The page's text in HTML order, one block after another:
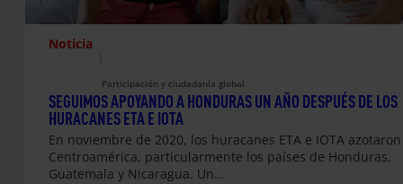
Noticia
Participación y ciudadanía global
SEGUIMOS APOYANDO A HONDURAS UN AÑO DESPUÉS DE LOS
HURACANES ETA E IOTA
En noviembre de 2020, los huracanes ETA e IOTA azotaron
Centroamérica, particularmente los países de Honduras,
Guatemala y Nicaragua. Un…